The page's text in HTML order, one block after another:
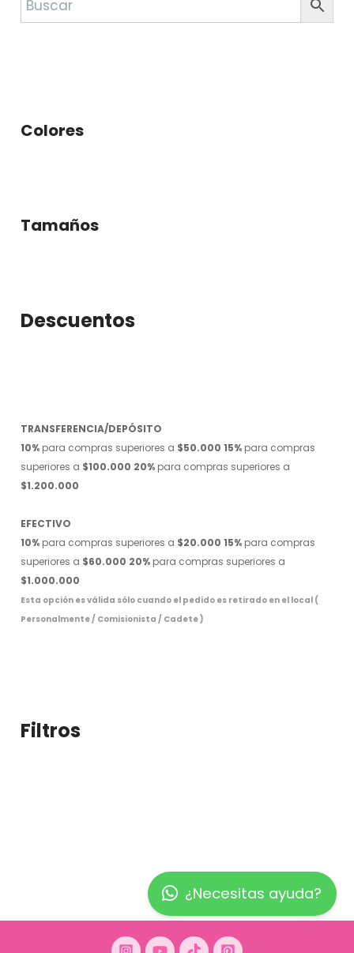
Colores
Tamaños
Descuentos
TRANSFERENCIA/DEPÓSITO
10% para compras superiores a $50.000 15% para compras
superiores a $100.000 20% para compras superiores a
$1.200.000
EFECTIVO
10% para compras superiores a $20.000 15% para compras
superiores a $60.000 20% para compras superiores a
$1.000.000
Esta opción es válida sólo cuando el pedido es retirado en el local (
Personalmente / Comisionista / Cadete )
Filtros
¿Necesitas ayuda?